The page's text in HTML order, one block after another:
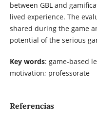
between GBL and
lived experience. The
shared during the game
potential of the serious
Key words: game-based
motivation; professorate
Referencias